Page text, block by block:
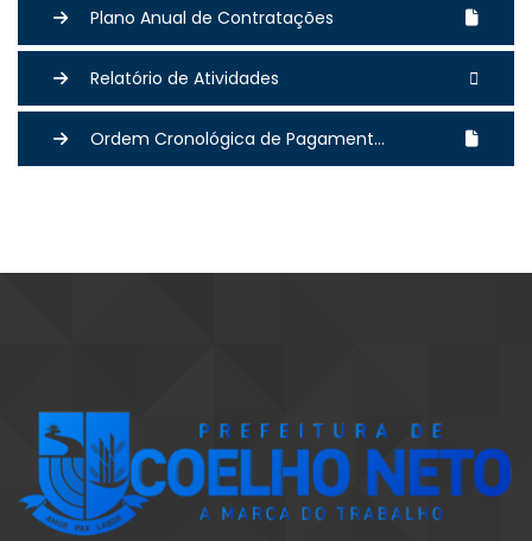
Plano Anual de Contratações
Relatório de Atividades
Ordem Cronológica de Pagament...